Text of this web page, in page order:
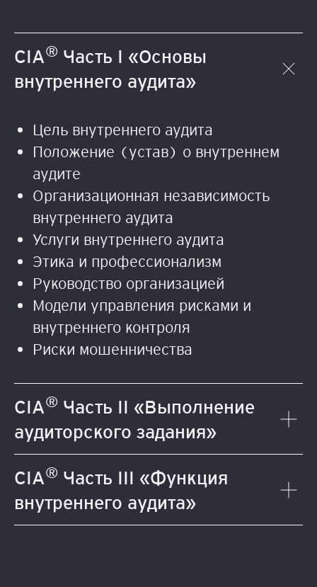
CIA® Часть I «Основы
внутреннего аудита»
Цель внутреннего аудита
Положение (устав) о внутреннем
аудите
Организационная независимость
внутреннего аудита
Услуги внутреннего аудита
Этика и профессионализм
Руководство организацией
Модели управления рисками и
внутреннего контроля
Риски мошенничества
CIA® Часть II «Выполнение
аудиторского задания»
CIA® Часть III «Функция
внутреннего аудита»